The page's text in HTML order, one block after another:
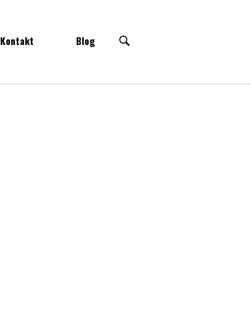
Kontakt Blog
OPEN